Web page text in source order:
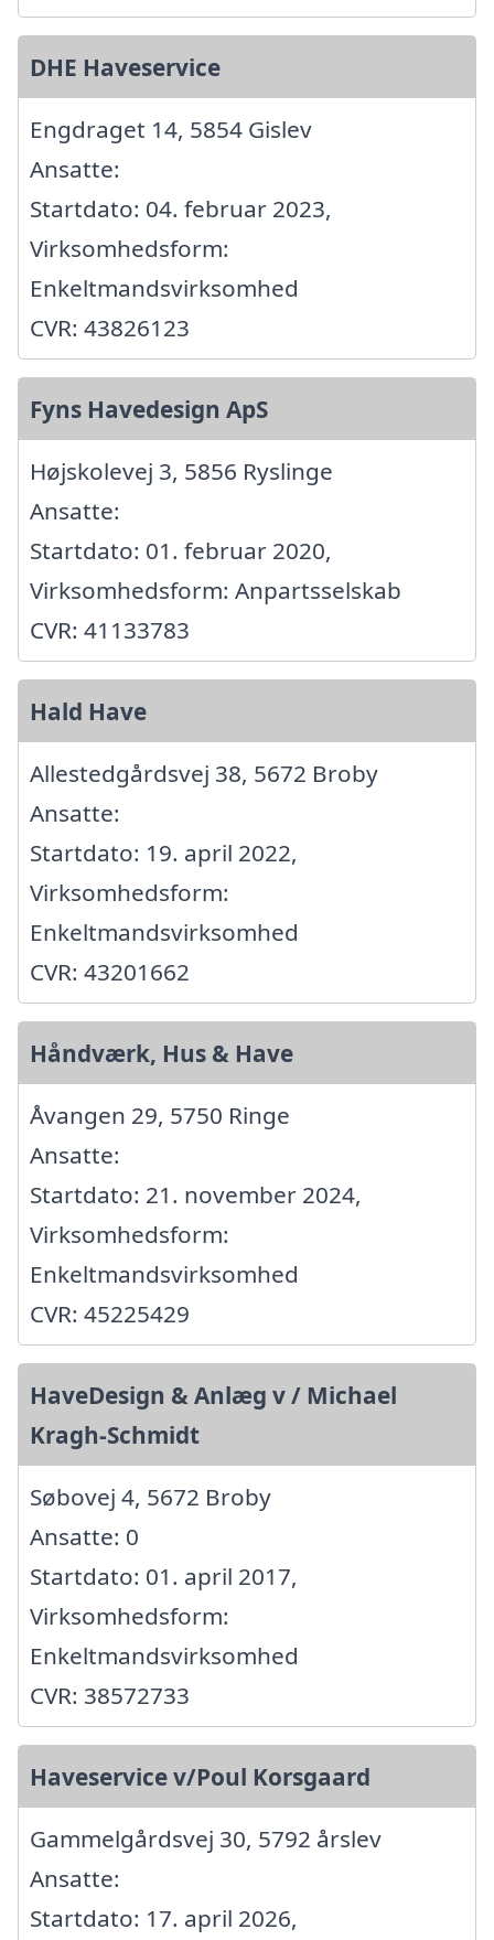
DHE Haveservice
Engdraget 14, 5854 Gislev
Ansatte:
Startdato: 04. februar 2023,
Virksomhedsform:
Enkeltmandsvirksomhed
CVR: 43826123
Fyns Havedesign ApS
Højskolevej 3, 5856 Ryslinge
Ansatte:
Startdato: 01. februar 2020,
Virksomhedsform: Anpartsselskab
CVR: 41133783
Hald Have
Allestedgårdsvej 38, 5672 Broby
Ansatte:
Startdato: 19. april 2022,
Virksomhedsform:
Enkeltmandsvirksomhed
CVR: 43201662
Håndværk, Hus & Have
Åvangen 29, 5750 Ringe
Ansatte:
Startdato: 21. november 2024,
Virksomhedsform:
Enkeltmandsvirksomhed
CVR: 45225429
HaveDesign & Anlæg v / Michael
Kragh-Schmidt
Søbovej 4, 5672 Broby
Ansatte: 0
Startdato: 01. april 2017,
Virksomhedsform:
Enkeltmandsvirksomhed
CVR: 38572733
Haveservice v/Poul Korsgaard
Gammelgårdsvej 30, 5792 årslev
Ansatte:
Startdato: 17. april 2026,